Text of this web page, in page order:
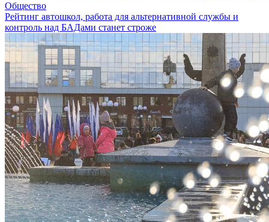
Общество
Рейтинг автошкол, работа для альтернативной службы и
контроль над БАДами станет строже